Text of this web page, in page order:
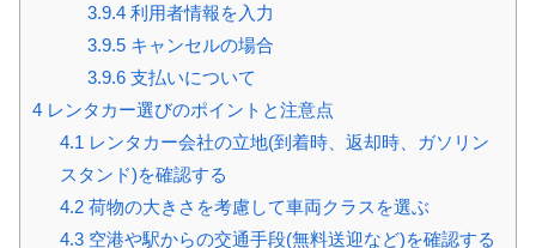
3.9.4利用者情報を入力
3.9.5キャンセルの場合
3.9.6支払いについて
4 レンタカー選びのポイントと注意点
4.1 レンタカー会社の立地(到着時、返却時、ガソリン
スタンド)を確認する
4.2荷物の大きさを考慮して車両クラスを選ぶ
4.3空港や駅からの交通手段(無料送迎など)を確認する